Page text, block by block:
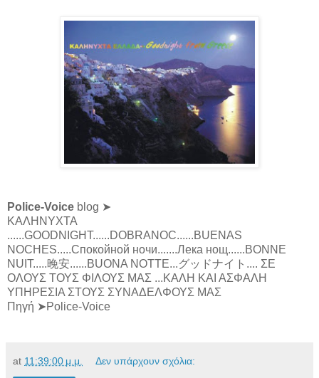
Police-Voice blog ➤
ΚΑΛΗΝΥΧΤΑ
......GOODNIGHT......DOBRANOC......BUENAS
NOCHES.....Спокойной ночи.......Лека нощ......BONNE
NUIT.....晚安......BUONA NOTTE...グッドナイト.... ΣΕ
ΟΛΟΥΣ ΤΟΥΣ ΦΙΛΟΥΣ ΜΑΣ ...ΚΑΛΗ ΚΑΙ ΑΣΦΑΛΗ
ΥΠΗΡΕΣΙΑ ΣΤΟΥΣ ΣΥΝΑΔΕΛΦΟΥΣ ΜΑΣ
Πηγή ➤Police-Voice
at 11:39:00 μ.μ. Δεν υπάρχουν σχόλια: